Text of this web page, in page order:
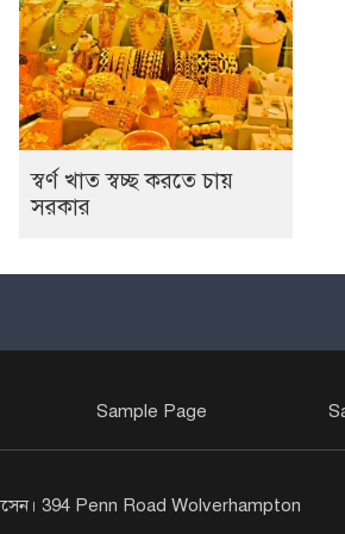
স্বর্ণ খাত স্বচ্ছ করতে চায়
সরকার
Sample Page
394 Penn Road Wolverhampton